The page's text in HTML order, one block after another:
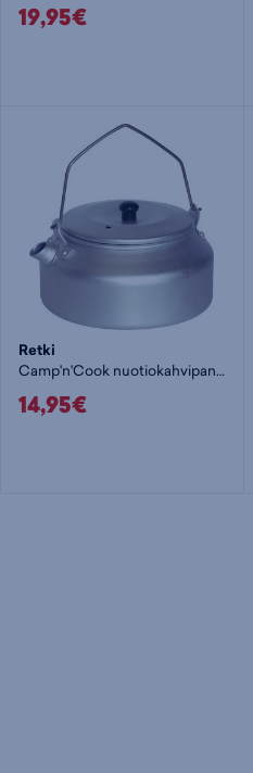
19,95€
Retki
Camp'n'Cook nuotiokahvipannu - aterin
14,95€